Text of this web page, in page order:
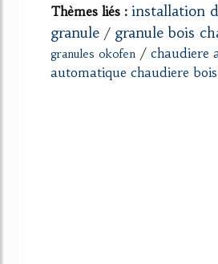
Thèmes liés : installation
granule / granule bois
granules okofen / chaudiere
automatique chaudiere bois